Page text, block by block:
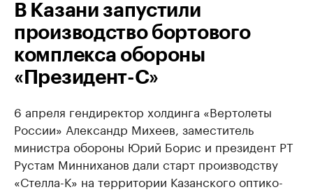
В Казани запустили
производство бортового
комплекса обороны
«Президент-С»
6 апреля гендиректор холдинга «Вертолеты
России» Александр Михеев, заместитель
министра обороны Юрий Борис и президент РТ
Рустам Минниханов дали старт производству
«Стелла-К» на территории Казанского оптико-